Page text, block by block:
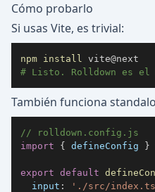
Cómo probarlo
Si usas Vite, es trivial:
npm install
# Listo. Rolldown es el
También funciona
// rolldown.config.js
import
{ defineConfig }
export default
input : './src/